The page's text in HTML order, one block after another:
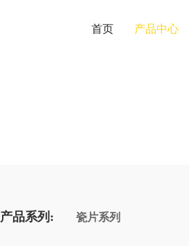
首页 产品中心
产品系列: 瓷片系列